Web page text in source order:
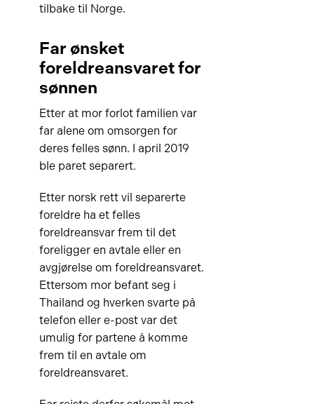
tilbake til Norge.
Far ønsket
foreldreansvaret for
sønnen
Etter at mor forlot familien var
far alene om omsorgen for
deres felles sønn. I april 2019
ble paret separert.
Etter norsk rett vil separerte
foreldre ha et felles
foreldreansvar frem til det
foreligger en avtale eller en
avgjørelse om foreldreansvaret.
Ettersom mor befant seg i
Thailand og hverken svarte på
telefon eller e-post var det
umulig for partene å komme
frem til en avtale om
foreldreansvaret.